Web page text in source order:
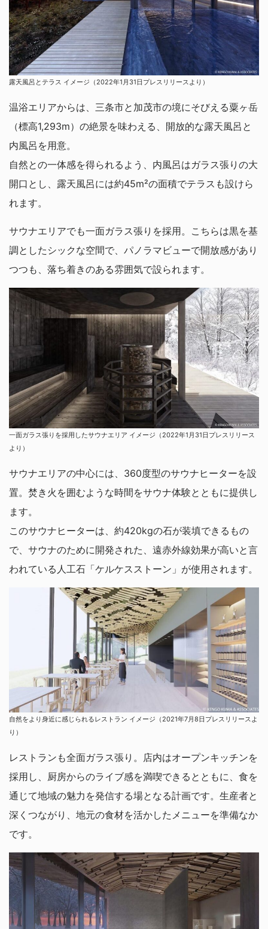
露天風呂とテラス イメージ（2022年1月31日プレスリリースより）
温浴エリアからは、三条市と加茂市の境にそびえる粟ヶ岳
（標高1,293m）の絶景を味わえる、開放的な露天風呂と
内風呂を用意。
自然との一体感を得られるよう、内風呂はガラス張りの大
開口とし、露天風呂には約45m²の面積でテラスも設けら
れます。
サウナエリアでも一面ガラス張りを採用。こちらは黒を基
調としたシックな空間で、パノラマビューで開放感があり
つつも、落ち着きのある雰囲気で設られます。
一面ガラス張りを採用したサウナエリア イメージ（2022年1月31日プレスリリース
より）
サウナエリアの中心には、360度型のサウナヒーターを設
置。焚き火を囲むような時間をサウナ体験とともに提供し
ます。
このサウナヒーターは、約420kgの石が装填できるもの
で、サウナのために開発された、遠赤外線効果が高いと言
われている人工石「ケルケスストーン」が使用されます。
自然をより身近に感じられるレストラン イメージ（2021年7月8日プレスリリースよ
り）
レストランも全面ガラス張り。店内はオープンキッチンを
採用し、厨房からのライブ感を満喫できるとともに、食を
通じて地域の魅力を発信する場となる計画です。生産者と
深くつながり、地元の食材を活かしたメニューを準備なか
です。